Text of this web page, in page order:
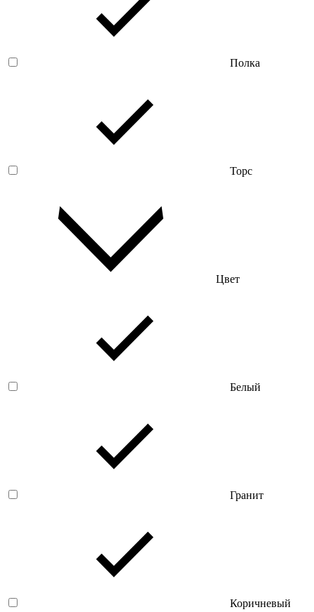
Полка
Торс
Цвет
Белый
Гранит
Коричневый